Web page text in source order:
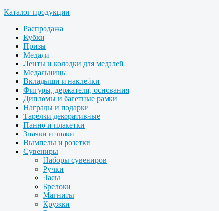
Каталог продукции
Распродажа
Кубки
Призы
Медали
Ленты и колодки для медалей
Медальницы
Вкладыши и наклейки
Фигуры, держатели, основания
Дипломы и багетные рамки
Награды и подарки
Тарелки декоративные
Панно и плакетки
Значки и знаки
Вымпелы и розетки
Сувениры
Наборы сувениров
Ручки
Часы
Брелоки
Магниты
Кружки